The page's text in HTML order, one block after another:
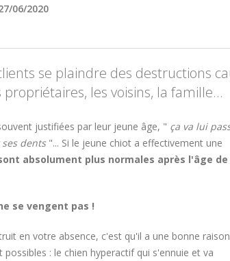
06/2020
se plaindre des destructions
les voisins, la famille...
justifiées par leur jeune âge, " ça va lui
dents"... Si le jeune chiot a effectivement une
absolument plus normales après l'âge de
se vengent pas !
en votre absence, c'est qu'il a une bonne
: le chien hyperactif qui s'ennuie et va